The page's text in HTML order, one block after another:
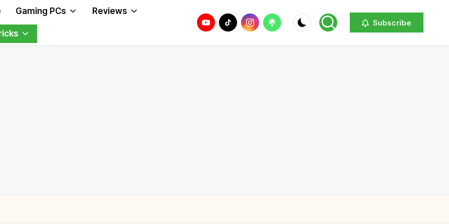
Gaming PCs Reviews
Youtube
Tik
Tok
Instagram
Linktree Subscribe